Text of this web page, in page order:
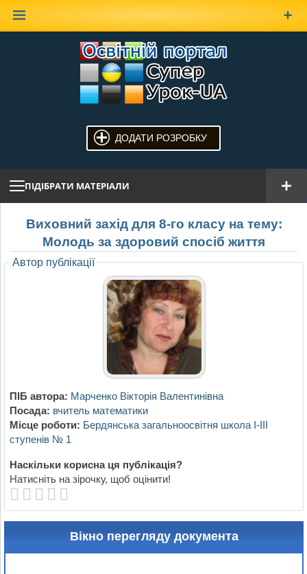
ДОДАТИ РОЗРОБКУ
ПІДІБРАТИ МАТЕРІАЛИ
Виховний захід для 8-го класу на тему:
Молодь за здоровий спосіб життя
Автор публікації
ПІБ автора: Марченко Вікторія Валентинівна
Посада: вчитель математики
Місце роботи: Бердянська загальноосвітня школа І-ІІІ
ступенів № 1
Наскільки корисна ця публікація?
Натисніть на зірочку, щоб оцінити!
Вікно перегляду документа